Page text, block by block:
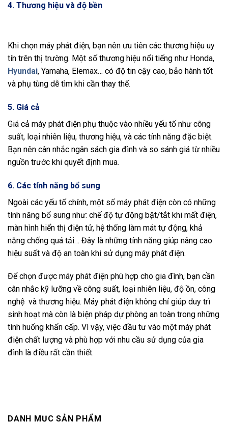
4. Thương hiệu và độ bền
Khi chọn máy phát điện, bạn nên ưu tiên các thương hiệu uy
tín trên thị trường. Một số thương hiệu nổi tiếng như Honda,
Hyundai, Yamaha, Elemax… có độ tin cậy cao, bảo hành tốt
và phụ tùng dễ tìm khi cần thay thế.
5. Giá cả
Giá cả máy phát điện phụ thuộc vào nhiều yếu tố như công
suất, loại nhiên liệu, thương hiệu, và các tính năng đặc biệt.
Bạn nên cân nhắc ngân sách gia đình và so sánh giá từ nhiều
nguồn trước khi quyết định mua.
6. Các tính năng bổ sung
Ngoài các yếu tố chính, một số máy phát điện còn có những
tính năng bổ sung như: chế độ tự động bật/tắt khi mất điện,
màn hình hiển thị điện tử, hệ thống làm mát tự động, khả
năng chống quá tải… Đây là những tính năng giúp nâng cao
hiệu suất và độ an toàn khi sử dụng máy phát điện.
Để chọn được máy phát điện phù hợp cho gia đình, bạn cần
cân nhắc kỹ lưỡng về công suất, loại nhiên liệu, độ ồn, công
nghệ và thương hiệu. Máy phát điện không chỉ giúp duy trì
sinh hoạt mà còn là biện pháp dự phòng an toàn trong những
tình huống khẩn cấp. Vì vậy, việc đầu tư vào một máy phát
điện chất lượng và phù hợp với nhu cầu sử dụng của gia
đình là điều rất cần thiết.
DANH MỤC SẢN PHẨM